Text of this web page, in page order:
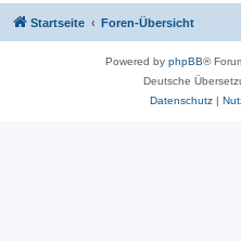
Startseite Foren-Übersicht
Powered by phpBB®
Deutsche
Datenschutz|